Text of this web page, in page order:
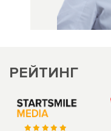
РЕЙТИНГ